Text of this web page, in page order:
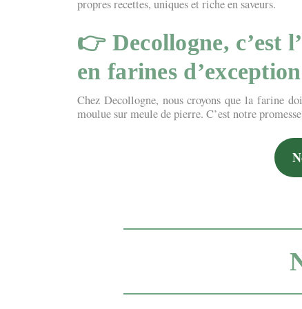
propres recettes, uniques et riche en saveurs.
👉 Decollogne, c’est
en farines
Chez Decollogne, nous croyons que la farine
moulue sur meule de pierre. C’est notre